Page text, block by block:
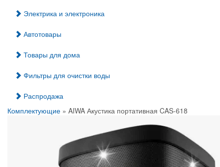
Электрика и электроника
Автотовары
Товары для дома
Фильтры для очистки воды
Распродажа
Комплектующие » AIWA Акустика портативная CAS-618